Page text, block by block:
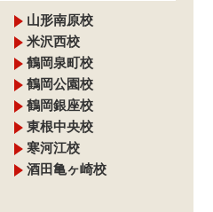
山形南原校
米沢西校
鶴岡泉町校
鶴岡公園校
鶴岡銀座校
東根中央校
寒河江校
酒田亀ヶ崎校